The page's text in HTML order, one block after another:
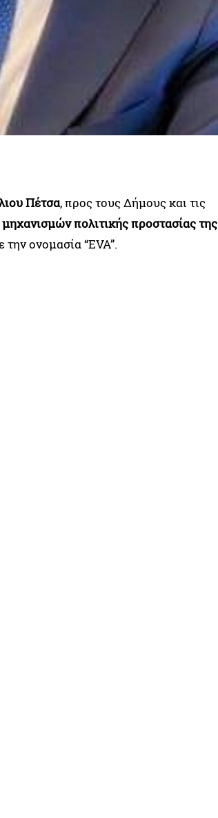
Πέτσα, προς τους Δήμους και τις
πολιτικής προστασίας της
την ονομασία “EVA”.